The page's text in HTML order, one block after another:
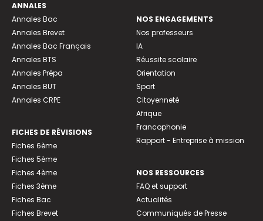
ANNALES
Annales Bac
Annales Brevet
Annales Bac Français
Annales BTS
Annales Prépa
Annales BUT
Annales CRPE
FICHES DE RÉVISIONS
Fiches 6ème
Fiches 5ème
Fiches 4ème
Fiches 3ème
Fiches Bac
Fiches Brevet
NOS ENGAGEMENTS
Nos professeurs
IA
Réussite scolaire
Orientation
Sport
Citoyenneté
Afrique
Francophonie
Rapport - Entreprise à mission
NOS RESSOURCES
FAQ et support
Actualités
Communiqués de Presse